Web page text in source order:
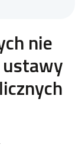
nie